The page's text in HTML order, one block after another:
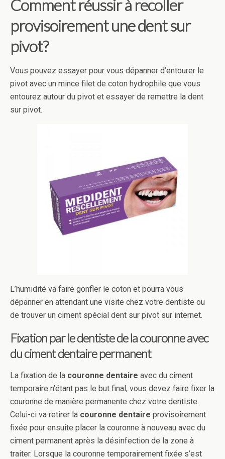
Comment réussir à recoller
provisoirement une dent sur
pivot?
Vous pouvez essayer pour vous dépanner d’entourer le
pivot avec un mince filet de coton hydrophile que vous
entourez autour du pivot et essayer de remettre la dent
sur pivot.
L’humidité va faire gonfler le coton et pourra vous
dépanner en attendant une visite chez votre dentiste ou
de trouver un ciment spécial dent sur pivot sur internet.
Fixation par le dentiste de la couronne avec
du ciment dentaire permanent
La fixation de la couronne dentaire avec du ciment
temporaire n’étant pas le but final, vous devez faire fixer la
couronne de manière permanente chez votre dentiste.
Celui-ci va retirer la couronne dentaire provisoirement
fixée pour ensuite placer la couronne à nouveau avec du
ciment permanent après la désinfection de la zone à
traiter. Lorsque la couronne temporairement fixée s’est